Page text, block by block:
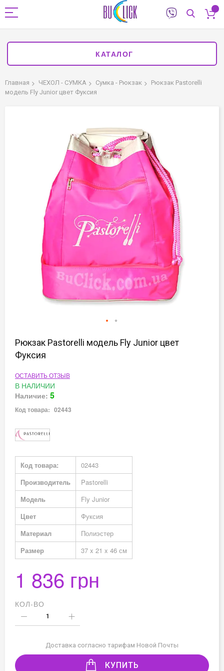
КАТАЛОГ
Главная ЧЕХОЛ - СУМКА Сумка - Рюкзак
Рюкзак Pastorelli
модель Fly Junior цвет Фуксия
началу
галереи
Рюкзак Pastorelli модель Fly Junior цвет
Фуксия
ОСТАВИТЬ ОТЗЫВ
В НАЛИЧИИ
Наличие: 5
Код товара: 02443
Подробная
информация
Код товара:
02443
Производитель
Pastorelli
Модель
Fly Junior
Цвет
Фуксия
Материал
Полиэстер
Размер
37 x 21 x 46 см
1 836 грн
КОЛ-ВО
Доставка согласно тарифам Новой Почты
КУПИТЬ